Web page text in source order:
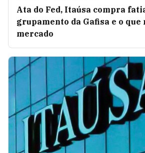
Ata do Fed, Itaúsa compra
grupamento da Gafisa e o que
mercado